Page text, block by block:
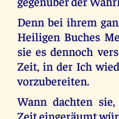
Denn bei ihrem
Heiligen Buches
sie es dennoch
Zeit, in der Ich
vorzubereiten.
Wann dachten
Zeit eingeräumt